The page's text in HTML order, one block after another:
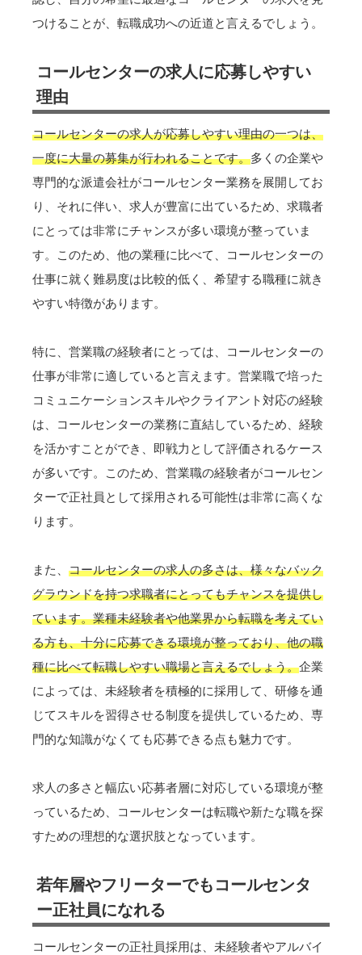
つけることが、転職成功への近道と言えるでしょう。
コールセンターの求人に応募しやすい
理由
コールセンターの求人が応募しやすい理由の一つは、
一度に大量の募集が行われることです。多くの企業や
専門的な派遣会社がコールセンター業務を展開してお
り、それに伴い、求人が豊富に出ているため、求職者
にとっては非常にチャンスが多い環境が整っていま
す。このため、他の業種に比べて、コールセンターの
仕事に就く難易度は比較的低く、希望する職種に就き
やすい特徴があります。
特に、営業職の経験者にとっては、コールセンターの
仕事が非常に適していると言えます。営業職で培った
コミュニケーションスキルやクライアント対応の経験
は、コールセンターの業務に直結しているため、経験
を活かすことができ、即戦力として評価されるケース
が多いです。このため、営業職の経験者がコールセン
ターで正社員として採用される可能性は非常に高くな
ります。
また、 コールセンターの求人の多さは、様々なバック
グラウンドを持つ求職者にとってもチャンスを提供し
ています。業種未経験者や他業界から転職を考えてい
る方も、十分に応募できる環境が整っており、他の職
種に比べて転職しやすい職場と言えるでしょう。企業
によっては、未経験者を積極的に採用して、研修を通
じてスキルを習得させる制度を提供しているため、専
門的な知識がなくても応募できる点も魅力です。
求人の多さと幅広い応募者層に対応している環境が整
っているため、コールセンターは転職や新たな職を探
すための理想的な選択肢となっています。
若年層やフリーターでもコールセンタ
ー正社員になれる
コールセンターの正社員採用は、未経験者やアルバイ